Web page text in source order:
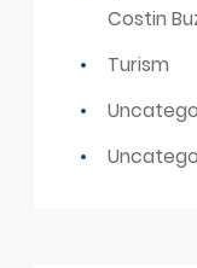
Costin
Turism